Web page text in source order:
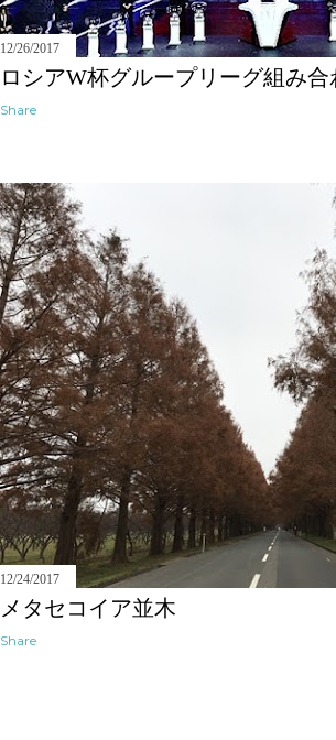
12/26/2017
ロシアW杯グループリーグ組み合
Share
12/24/2017
メタセコイア並木
Share